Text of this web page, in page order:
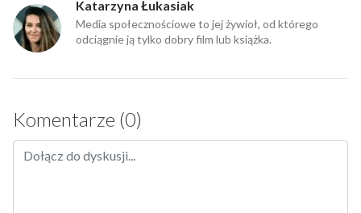
Katarzyna Łukasiak
Media społecznościowe to jej żywioł, od którego
odciągnie ją tylko dobry film lub książka.
Komentarze (0)